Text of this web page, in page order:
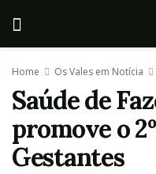
Home Os Vales em Notícia
Saúde de
promove o
Gestantes